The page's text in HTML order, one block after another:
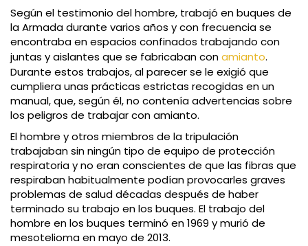
Según el testimonio del hombre, trabajó en buques de
la Armada durante varios años y con frecuencia se
encontraba en espacios confinados trabajando con
juntas y aislantes que se fabricaban conamianto.
Durante estos trabajos, al parecer se le exigió que
cumpliera unas prácticas estrictas recogidas en un
manual, que, según él, no contenía advertencias sobre
los peligros de trabajar con amianto.
El hombre y otros miembros de la tripulación
trabajaban sin ningún tipo de equipo de protección
respiratoria y no eran conscientes de que las fibras que
respiraban habitualmente podían provocarles graves
problemas de salud décadas después de haber
terminado su trabajo en los buques. El trabajo del
hombre en los buques terminó en 1969 y murió de
mesotelioma en mayo de 2013.